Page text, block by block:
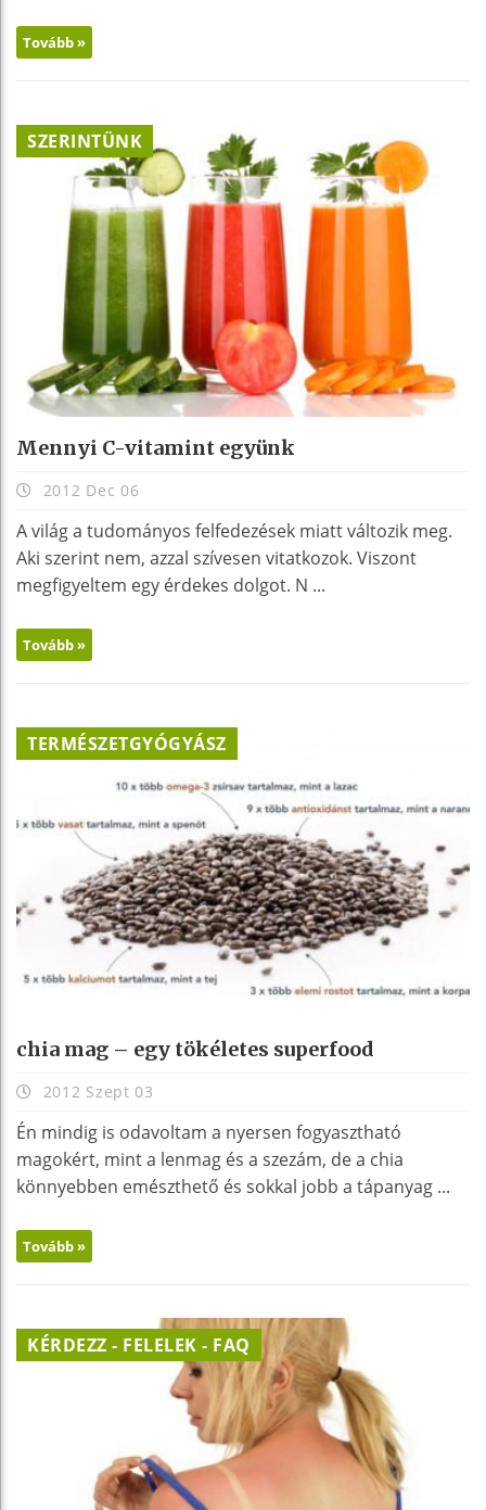
Tovább »
SZERINTÜNK
Mennyi C-vitamint együnk
2012 Dec 06
A világ a tudományos felfedezések miatt változik meg.
Aki szerint nem, azzal szívesen vitatkozok. Viszont
megfigyeltem egy érdekes dolgot. N ...
Tovább »
TERMÉSZETGYÓGYÁSZ
chia mag – egy tökéletes superfood
2012 Szept 03
Én mindig is odavoltam a nyersen fogyasztható
magokért, mint a lenmag és a szezám, de a chia
könnyebben emészthető és sokkal jobb a tápanyag ...
Tovább »
KÉRDEZZ - FELELEK - FAQ